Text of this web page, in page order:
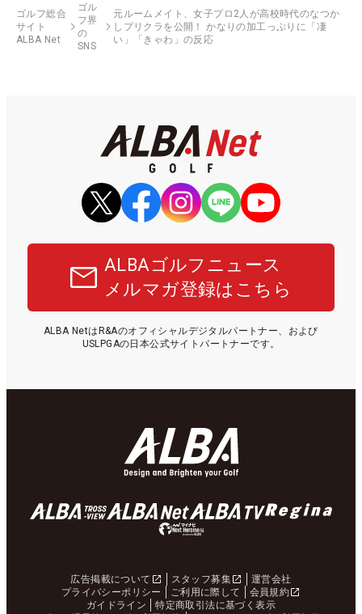
ゴルフ総合
サイト
ALBA Net
ゴル
フ界
の
SNS
元ルームメイト、女子プロ2人が高校時代のなつか
しプリクラを公開！ かなりの加工っぷりに「凄
い」「きゃわ」の反応
ALBAゴルフニュース
メルマガ登録はこちら
ALBA NetはR&Aのオフィシャルデジタルパートナー、および
USLPGAの日本公式サイトパートナーです。
広告掲載について スタッフ募集
運営会社
プライバシーポリシー
ご利用に際して
会員規約
ガイドライン
特定商取引法に基づく表示